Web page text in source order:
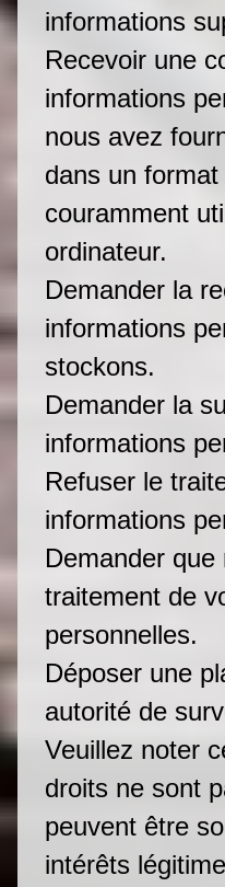
informations
Recevoir une
informations
nous avez
dans un
couramment
ordinateur.
Demander la
informations
stockons.
Demander la
informations
Refuser le
informations
Demander
traitement de
personnelles.
Déposer une
autorité de
Veuillez noter
droits ne sont
peuvent être
intérêts